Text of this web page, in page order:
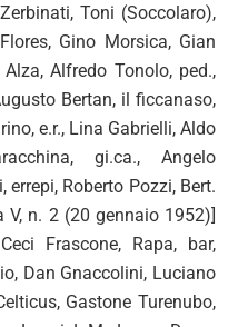
Toni (Soccolaro),
Gino Morsica, Gian
Alfredo Tonolo, ped.,
Bertan, il ficcanaso,
e.r., Lina Gabrielli, Aldo
gi.ca., Angelo
errepi, Roberto Pozzi, Bert.
V, n. 2 (20 gennaio 1952)]
Frascone, Rapa, bar,
Dan Gnaccolini, Luciano
Gastone Turenubo,